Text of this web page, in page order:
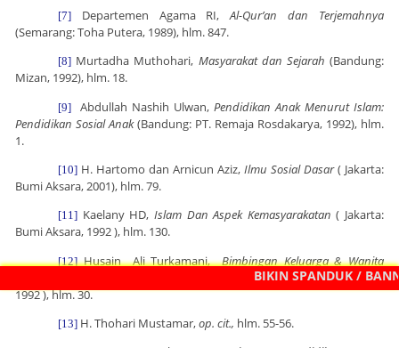
[7] Departemen Agama RI,Al-Qur’an dan Terjemahnya
(Semarang: Toha Putera, 1989), hlm. 847.
[8] Murtadha Muthohari, Masyarakat dan Sejarah (Bandung:
Mizan, 1992), hlm. 18.
[9] Abdullah Nashih Ulwan, Pendidikan Anak Menurut Islam:
Pendidikan Sosial Anak(Bandung: PT. Remaja Rosdakarya, 1992), hlm.
1.
[10] H. Hartomo dan Arnicun Aziz, Ilmu Sosial Dasar( Jakarta:
Bumi Aksara, 2001), hlm. 79.
[11] Kaelany HD, Islam Dan Aspek Kemasyarakatan ( Jakarta:
Bumi Aksara, 1992 ), hlm. 130.
[12]Husain Ali Turkamani,Bimbingan Keluarga & Wanita
(Jakarta: Pustaka Hidayah,
1992 ), hlm. 30.
[13] H. Thohari Mustamar,op. cit., hlm. 55-56.
BIKIN SPANDUK /